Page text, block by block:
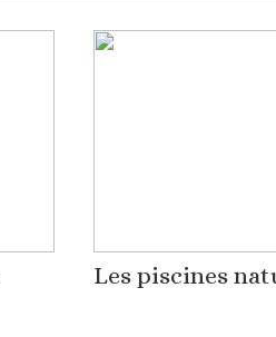
Les piscines